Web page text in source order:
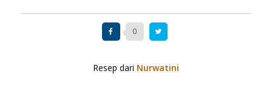
0
Resep dari Nurwatini